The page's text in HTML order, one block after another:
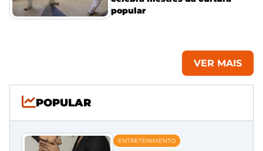
popular
VER MAIS
POPULAR
ENTRETENIMENTO